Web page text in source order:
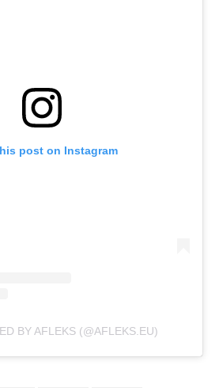
post on Instagram
BY AFLEKS (@AFLEKS.EU)